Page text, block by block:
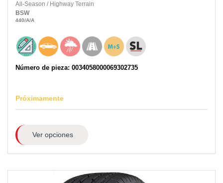
All-Season / Highway Terrain
BSW
440/A/A
Número de pieza: 0034058000069302735
Próximamente
Ver opciones